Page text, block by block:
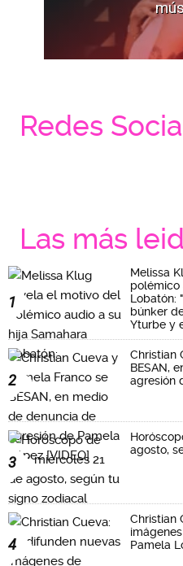
Redes
Las más
1
Melissa
polémico
Lobatón:
búnker
Yturbe y
2
Christian
BESAN,
agresión
3
agosto,
4
Christian
Pamela